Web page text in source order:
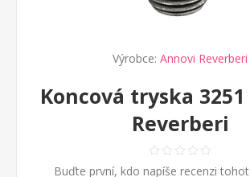
Výrobce: Annovi Reverberi
Koncová tryska
Reverberi
Buďte první, kdo napíše recenzi